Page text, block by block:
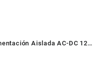
Aislada AC-DC 12V